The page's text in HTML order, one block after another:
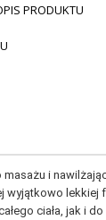
PRODUKTU
masażu i
wyjątkowo lekkiej
ciała, jak i